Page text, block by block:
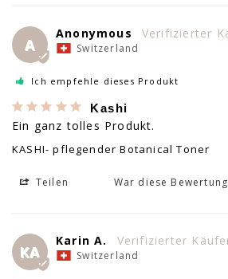
A
Anonymous
Switzerland
Ich empfehle dieses Produkt
Kashi
Ein ganz tolles Produkt.
KASHI- pflegender Botanical Toner
Teilen War diese
KA
Karin A.
Switzerland